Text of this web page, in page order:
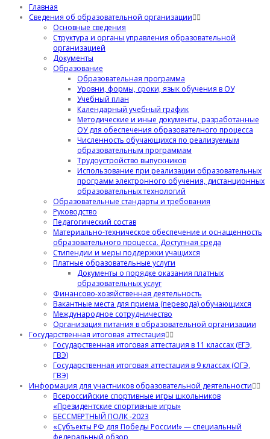
Главная
Сведения об образовательной организации
Основные сведения
Структура и органы управления образовательной
организацией
Документы
Образование
Образовательная программа
Уровни, формы, сроки, язык обучения в ОУ
Учебный план
Календарный учебный график
Методические и иные документы, разработанные
ОУ для обеспечения образователного процесса
Численность обучающихся по реализуемым
образовательным программам
Трудоустройство выпускников
Использование при реализации образовательных
программ электронного обучения, дистанционных
образовательных технологий
Образовательные стандарты и требования
Руководство
Педагогический состав
Материально-техническое обеспечение и оснащенность
образовательного процесса. Доступная среда
Стипендии и меры поддержки учащихся
Платные образовательные услуги
Документы о порядке оказания платных
образовательных услуг
Финансово-хозяйственная деятельность
Вакантные места для приема (перевода) обучающихся
Международное сотрудничество
Организация питания в образовательной организации
Государственная итоговая аттестация
Государственная итоговая аттестация в 11 классах (ЕГЭ,
ГВЭ)
Государственная итоговая аттестация в 9 классах (ОГЭ,
ГВЭ)
Информация для участников образовательной деятельности
Всероссийские спортивные игры школьников
«Президентские спортивные игры»
БЕССМЕРТНЫЙ ПОЛК -2023
«Субъекты РФ для Победы России!» — специальный